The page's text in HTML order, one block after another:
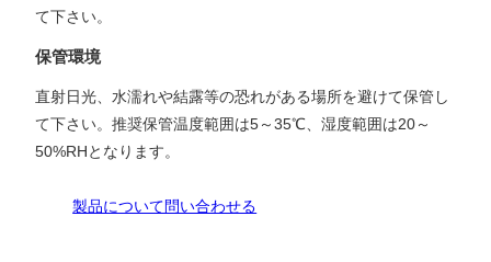
て下さい。
保管環境
直射日光、水濡れや結露等の恐れがある場所を避けて保管し
て下さい。推奨保管温度範囲は5～35℃、湿度範囲は20～
50%RHとなります。
製品について問い合わせる